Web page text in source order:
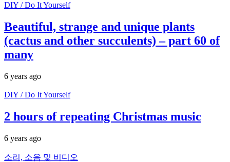
DIY / Do It Yourself
Beautiful, strange and unique plants
(cactus and other succulents) – part 60 of
many
6 years ago
DIY / Do It Yourself
2 hours of repeating Christmas music
6 years ago
소리, 소음 및 비디오